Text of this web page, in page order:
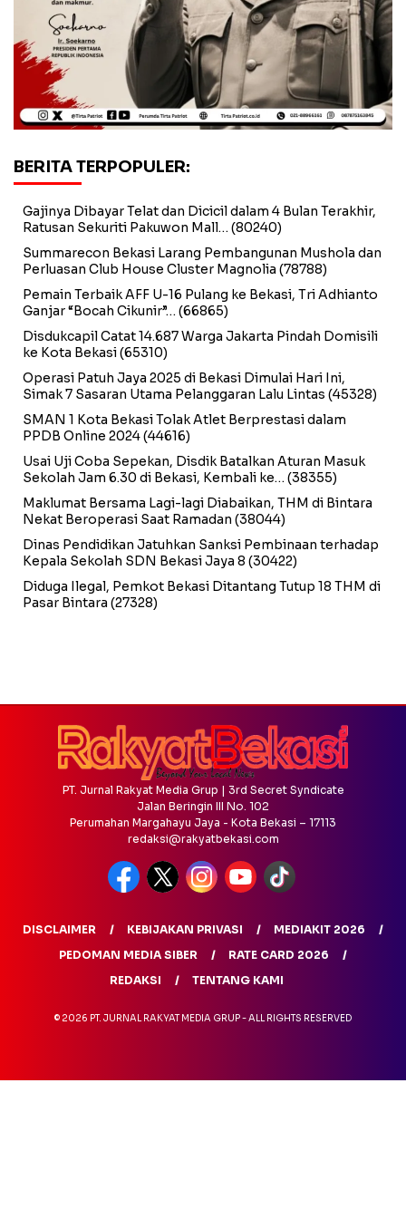
BERITA TERPOPULER:
Gajinya Dibayar Telat dan Dicicil dalam 4 Bulan Terakhir,
Ratusan Sekuriti Pakuwon Mall… (80240)
Summarecon Bekasi Larang Pembangunan Mushola dan
Perluasan Club House Cluster Magnolia (78788)
Pemain Terbaik AFF U-16 Pulang ke Bekasi, Tri Adhianto
Ganjar “Bocah Cikunir”… (66865)
Disdukcapil Catat 14.687 Warga Jakarta Pindah Domisili
ke Kota Bekasi(65310)
Operasi Patuh Jaya 2025 di Bekasi Dimulai Hari Ini,
Simak 7 Sasaran Utama Pelanggaran Lalu Lintas (45328)
SMAN 1 Kota Bekasi Tolak Atlet Berprestasi dalam
PPDB Online 2024(44616)
Usai Uji Coba Sepekan, Disdik Batalkan Aturan Masuk
Sekolah Jam 6.30 di Bekasi, Kembali ke… (38355)
Maklumat Bersama Lagi-lagi Diabaikan, THM di Bintara
Nekat Beroperasi Saat Ramadan (38044)
Dinas Pendidikan Jatuhkan Sanksi Pembinaan terhadap
Kepala Sekolah SDN Bekasi Jaya 8 (30422)
Diduga Ilegal, Pemkot Bekasi Ditantang Tutup 18 THM di
Pasar Bintara (27328)
PT. Jurnal Rakyat Media Grup | 3rd Secret Syndicate
Jalan Beringin III No. 102
Perumahan Margahayu Jaya - Kota Bekasi – 17113
redaksi@rakyatbekasi.com
DISCLAIMER KEBIJAKAN PRIVASI
MEDIAKIT 2026
PEDOMAN MEDIA SIBER
RATE CARD 2026
REDAKSI
TENTANG KAMI
© 2026 PT. JURNAL RAKYAT MEDIA GRUP - ALL RIGHTS RESERVED